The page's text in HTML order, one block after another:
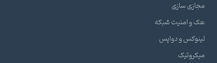
مجازی سازی
هک و امنیت شبکه
لینوکس و دواپس
میکروتیک